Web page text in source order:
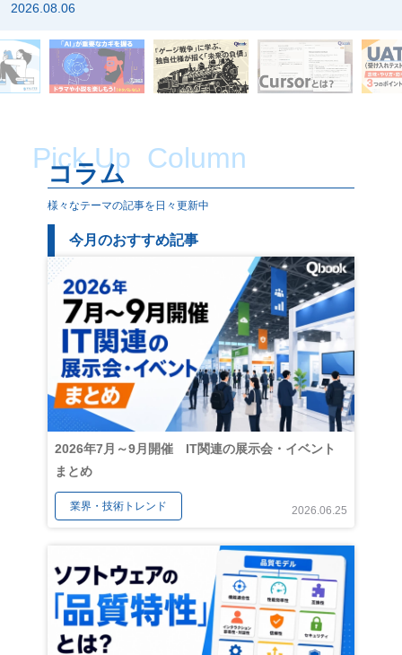
く「未来の負債」とは？
2026.08.06
Pick Up Column
コラム
様々なテーマの記事を日々更新中
今月のおすすめ記事
2026年7月～9月開催 IT関連の展示会・イベント
まとめ
業界・技術トレンド 2026.06.25